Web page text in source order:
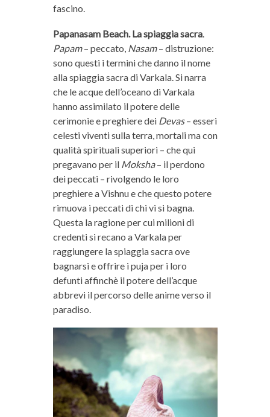
fascino.
Papanasam Beach. La spiaggia sacra.
Papam– peccato, Nasam– distruzione:
sono questi i termini che danno il nome
alla spiaggia sacra di Varkala. Si narra
che le acque dell’oceano di Varkala
hanno assimilato il potere delle
cerimonie e preghiere dei Devas– esseri
celesti viventi sulla terra, mortali ma con
qualità spirituali superiori – che qui
pregavano per il Moksha– il perdono
dei peccati – rivolgendo le loro
preghiere a Vishnu e che questo potere
rimuova i peccati di chi vi si bagna.
Questa la ragione per cui milioni di
credenti si recano a Varkala per
raggiungere la spiaggia sacra ove
bagnarsi e offrire i puja per i loro
defunti affinchè il potere dell’acque
abbrevi il percorso delle anime verso il
paradiso.